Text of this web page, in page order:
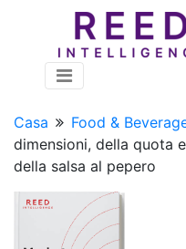
Casa Food &
dimensioni, della quota
della salsa al pepero